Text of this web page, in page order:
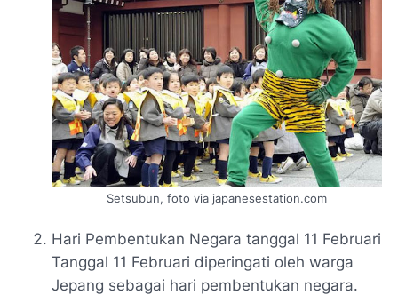
Setsubun, foto via japanesestation.com
Hari Pembentukan Negara tanggal 11 Februari
Tanggal 11 Februari diperingati oleh warga
Jepang sebagai hari pembentukan negara.